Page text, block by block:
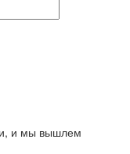
и мы вышлем